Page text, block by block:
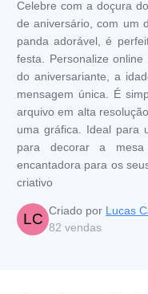
Celebre com a doçura
de aniversário, com um
panda adorável, é
festa. Personalize
do aniversariante, a
mensagem única. É
arquivo em alta
uma gráfica. Ideal para
para decorar a
encantadora para os
criativo
LC Criado por Lucas
82 vendas